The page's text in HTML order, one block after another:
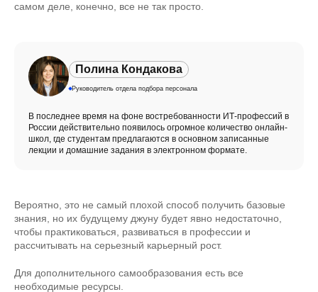
самом деле, конечно, все не так просто.
Полина Кондакова
Руководитель отдела подбора персонала
В последнее время на фоне востребованности ИТ-профессий в
России действительно появилось огромное количество онлайн-
школ, где студентам предлагаются в основном записанные
лекции и домашние задания в электронном формате.
Вероятно, это не самый плохой способ получить базовые
знания, но их будущему джуну будет явно недостаточно,
чтобы практиковаться, развиваться в профессии и
рассчитывать на серьезный карьерный рост.
Для дополнительного самообразования есть все
необходимые ресурсы.